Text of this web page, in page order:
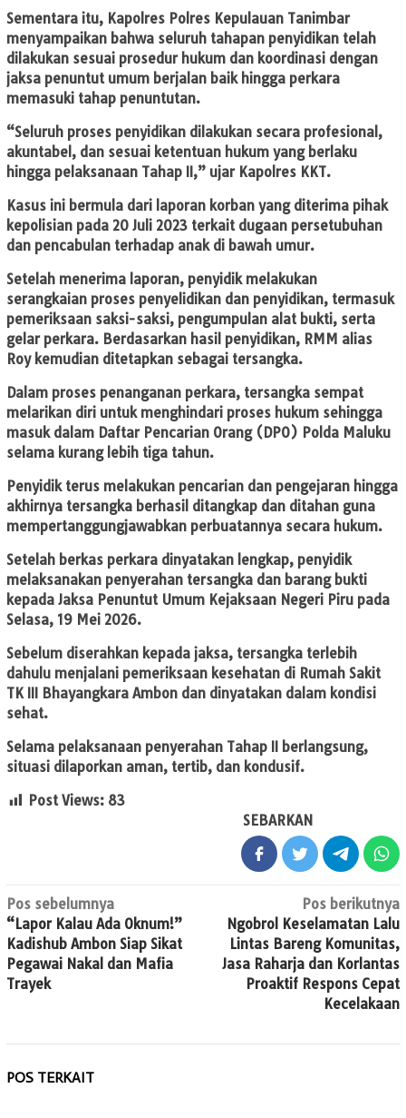
Sementara itu, Kapolres Polres Kepulauan Tanimbar
menyampaikan bahwa seluruh tahapan penyidikan telah
dilakukan sesuai prosedur hukum dan koordinasi dengan
jaksa penuntut umum berjalan baik hingga perkara
memasuki tahap penuntutan.
“Seluruh proses penyidikan dilakukan secara profesional,
akuntabel, dan sesuai ketentuan hukum yang berlaku
hingga pelaksanaan Tahap II,” ujar Kapolres KKT.
Kasus ini bermula dari laporan korban yang diterima pihak
kepolisian pada 20 Juli 2023 terkait dugaan persetubuhan
dan pencabulan terhadap anak di bawah umur.
Setelah menerima laporan, penyidik melakukan
serangkaian proses penyelidikan dan penyidikan, termasuk
pemeriksaan saksi-saksi, pengumpulan alat bukti, serta
gelar perkara. Berdasarkan hasil penyidikan, RMM alias
Roy kemudian ditetapkan sebagai tersangka.
Dalam proses penanganan perkara, tersangka sempat
melarikan diri untuk menghindari proses hukum sehingga
masuk dalam Daftar Pencarian Orang (DPO) Polda Maluku
selama kurang lebih tiga tahun.
Penyidik terus melakukan pencarian dan pengejaran hingga
akhirnya tersangka berhasil ditangkap dan ditahan guna
mempertanggungjawabkan perbuatannya secara hukum.
Setelah berkas perkara dinyatakan lengkap, penyidik
melaksanakan penyerahan tersangka dan barang bukti
kepada Jaksa Penuntut Umum Kejaksaan Negeri Piru pada
Selasa, 19 Mei 2026.
Sebelum diserahkan kepada jaksa, tersangka terlebih
dahulu menjalani pemeriksaan kesehatan di Rumah Sakit
TK III Bhayangkara Ambon dan dinyatakan dalam kondisi
sehat.
Selama pelaksanaan penyerahan Tahap II berlangsung,
situasi dilaporkan aman, tertib, dan kondusif.
Post Views: 83
SEBARKAN
Navigasi
pos
Pos sebelumnya
“Lapor Kalau Ada Oknum!”
Kadishub Ambon Siap Sikat
Pegawai Nakal dan Mafia
Trayek
Pos berikutnya
Ngobrol Keselamatan Lalu
Lintas Bareng Komunitas,
Jasa Raharja dan Korlantas
Proaktif Respons Cepat
Kecelakaan
POS TERKAIT